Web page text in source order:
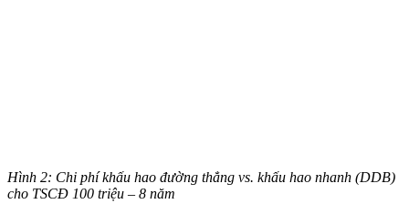
Hình 2: Chi phí khấu hao đường thẳng vs. khấu hao nhanh (DDB)
cho TSCĐ 100 triệu – 8 năm